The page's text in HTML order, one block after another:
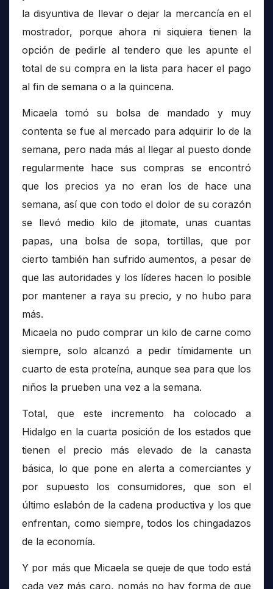
la disyuntiva de llevar o dejar la mercancía en el
mostrador, porque ahora ni siquiera tienen la
opción de pedirle al tendero que les apunte el
total de su compra en la lista para hacer el pago
al fin de semana o a la quincena.
Micaela tomó su bolsa de mandado y muy
contenta se fue al mercado para adquirir lo de la
semana, pero nada más al llegar al puesto donde
regularmente hace sus compras se encontró
que los precios ya no eran los de hace una
semana, así que con todo el dolor de su corazón
se llevó medio kilo de jitomate, unas cuantas
papas, una bolsa de sopa, tortillas, que por
cierto también han sufrido aumentos, a pesar de
que las autoridades y los líderes hacen lo posible
por mantener a raya su precio, y no hubo para
más.
Micaela no pudo comprar un kilo de carne como
siempre, solo alcanzó a pedir tímidamente un
cuarto de esta proteína, aunque sea para que los
niños la prueben una vez a la semana.
Total, que este incremento ha colocado a
Hidalgo en la cuarta posición de los estados que
tienen el precio más elevado de la canasta
básica, lo que pone en alerta a comerciantes y
por supuesto los consumidores, que son el
último eslabón de la cadena productiva y los que
enfrentan, como siempre, todos los chingadazos
de la economía.
Y por más que Micaela se queje de que todo está
cada vez más caro, nomás no hay forma de que